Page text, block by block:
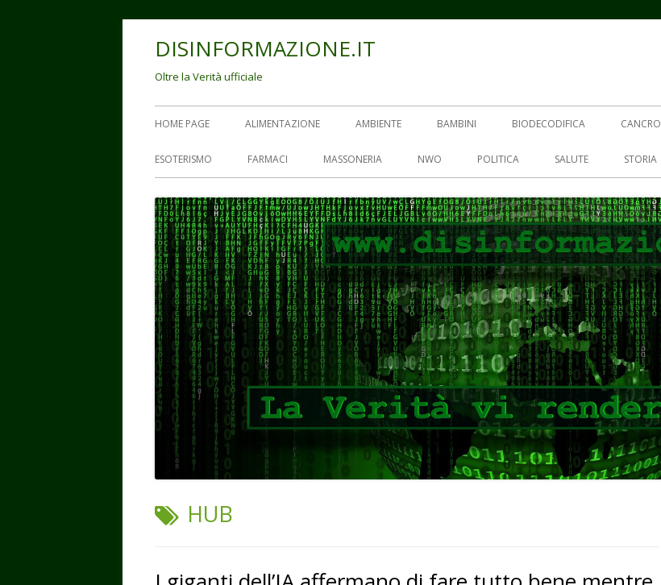
DISINFORMAZIONE.IT
Oltre la Verità ufficiale
Menu
principale
HOME PAGE ALIMENTAZIONE AMBIENTE BAMBINI BIODECODIFICA CANCRO
ESOTERISMO FARMACI MASSONERIA NWO POLITICA SALUTE STORIA
TAG:
HUB